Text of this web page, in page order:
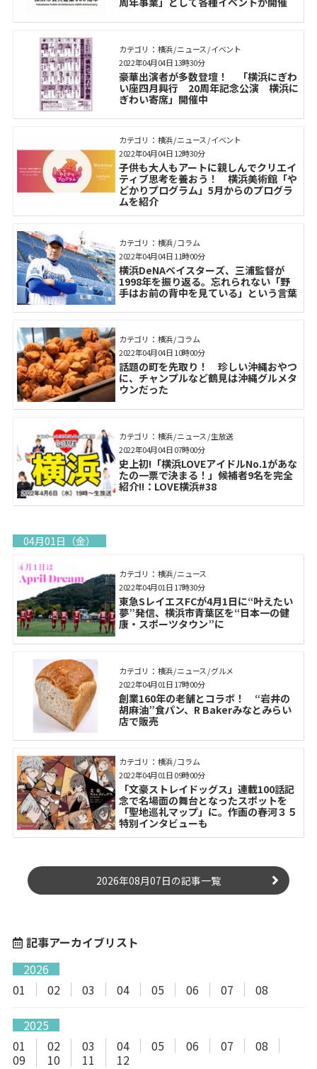
カテゴリ： 横浜 / ニュース / イベント
豪華出演者が多数登壇！ 「横浜にぎわ
い座四月興行 20周年記念公演 横浜に
ぎわい寄席」開催中
2022年04月04日 13時30分
カテゴリ： 横浜 / ニュース / イベント
子供も大人もアートに親しんでクリエイ
ティブ思考を養おう！ 横浜美術館「や
どかりプログラム」5月からのプログラ
ムを紹介
2022年04月04日 12時30分
カテゴリ： 横浜 / コラム
横浜DeNAベイスターズ、三浦監督が
1998年を振り返る。忘れられない「野
手はお前の背中を見ている」という言葉
2022年04月04日 11時00分
カテゴリ： 横浜 / コラム
話題の町を先取り！ 珍しい沖縄おやつ
に、チャンプルなど鶴見は沖縄グルメタ
ウンだった
2022年04月04日 10時00分
カテゴリ： 横浜 / ニュース / 生放送
史上初!「横浜LOVEアイドルNo.1があな
たの一票で決まる！」候補者9名を完全
紹介!!：LOVE横浜#38
2022年04月04日 07時00分
04月01日（金）
カテゴリ： 横浜 / ニュース
東急SレイエスFCが4月1日に“叶えたい
夢”発信、横浜市青葉区を“日本一の健
康・スポーツタウン”に
2022年04月01日 17時30分
カテゴリ： 横浜 / ニュース / グルメ
創業160年の老舗とコラボ！ “岩井の
胡麻油”食パン、R Bakerみなとみらい
店で販売
2022年04月01日 17時00分
カテゴリ： 横浜 / コラム
「文豪ストレイドッグス」連載100話記
念で名場面の舞台となったスポットを
「聖地巡礼マップ」に。作画の春河３５
特別インタビューも
2022年04月01日 09時00分
2026年08月07日の記事一覧
記事アーカイブリスト
2026
01
02 03 04 05 06 07 08
2025
01
02 03 04 05 06 07
08
09
10 11 12